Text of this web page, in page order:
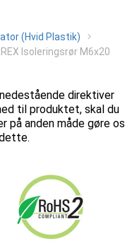
(Hvid Plastik)
Isoleringsrør M6x20
direktiver
til produktet, skal du
anden måde gøre os